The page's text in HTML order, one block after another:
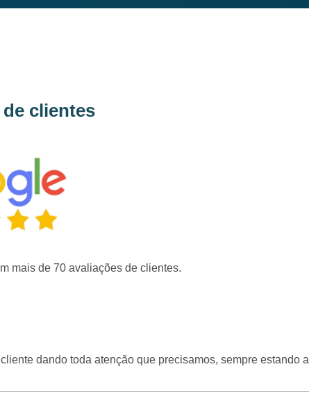
clientes
mais de 70 avaliações de clientes.
dando toda atenção que precisamos, sempre estando a